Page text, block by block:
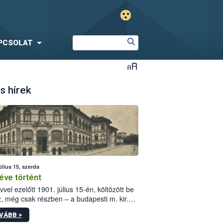
hírek
15, szerda
történt
ezelőtt 1901. július 15-én, költözött be
még csak részben – a budapesti m. kir.
állomás a Kis Rókus utca
alatti, Czigler Győző által tervezett új
>